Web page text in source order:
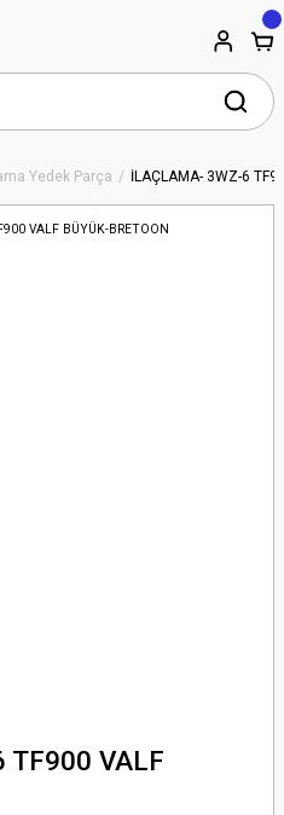
Yedek Parça İLAÇLAMA- 3WZ-6
TF900 VALF